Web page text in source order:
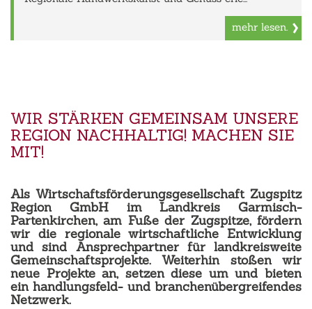
mehr lesen.
WIR STÄRKEN GEMEINSAM UNSERE
REGION NACHHALTIG! MACHEN SIE
MIT!
Als Wirtschaftsförderungsgesellschaft Zugspitz
Region GmbH im Landkreis Garmisch-
Partenkirchen, am Fuße der Zugspitze, fördern
wir die regionale wirtschaftliche Entwicklung
und sind Ansprechpartner für landkreisweite
Gemeinschaftsprojekte. Weiterhin stoßen wir
neue Projekte an, setzen diese um und bieten
ein handlungsfeld- und branchenübergreifendes
Netzwerk.